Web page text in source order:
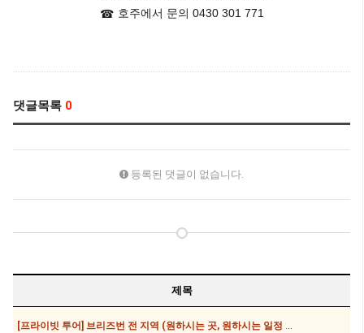
☎ 호주에서 문의 0430 301 771
댓글목록 0
등록된 댓글이 없습니다.
제목
[프라이빗 투어] 브리즈번 전 지역 (원하시는 곳, 원하시는 일정 모두 가능, 7,8,12,24,35,56인승 가능)